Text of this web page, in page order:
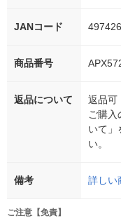
JANコード
商品番号
返品について
返品可
ご購入
いて」
い。
備考 詳しい
ご注意【免責】